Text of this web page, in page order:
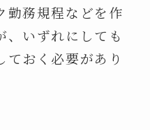
勤務規程などを作
、いずれにしても
おく必要があり